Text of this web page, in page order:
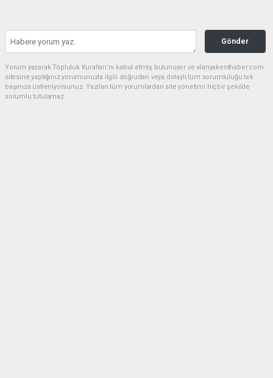
Gönder
Yorum yazarak Topluluk Kuralları’nı kabul etmiş bulunuyor ve alanyakenthaber.com
sitesine yaptığınız yorumunuzla ilgili doğrudan veya dolaylı tüm sorumluluğu tek
başınıza üstleniyorsunuz. Yazılan tüm yorumlardan site yönetimi hiçbir şekilde
sorumlu tutulamaz.